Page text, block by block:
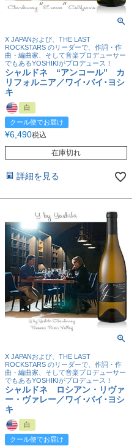
X JAPANおよび、THE LAST
ROCKSTARS のリーダーで、作詞・作
曲・編曲家、そして音楽プロデューサー
でもあるYOSHIKIがプロデュース！
シャルドネ “アンコール” カ
リフォルニア／ワイ･バイ･ヨシ
キ
白
クール便でお届け
¥6,490税込
在庫切れ
詳細を見る
X JAPANおよび、THE LAST
ROCKSTARS のリーダーで、作詞・作
曲・編曲家、そして音楽プロデューサー
でもあるYOSHIKIがプロデュース！
シャルドネ ロシアン・リヴァ
ー・ヴァレー／ワイ･バイ･ヨシ
キ
白
クール便でお届け